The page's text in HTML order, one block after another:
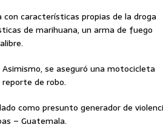
con características propias de la droga
de marihuana, un arma de fuego
se aseguró una motocicleta
de robo.
como presunto generador de
– Guatemala.